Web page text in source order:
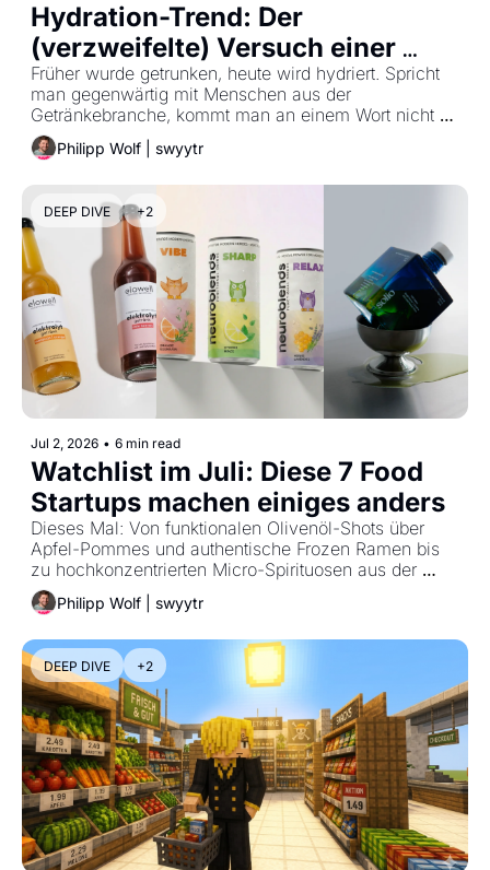
Hydration-Trend: Der
(verzweifelte) Versuch einer
Einordnung
Früher wurde getrunken, heute wird hydriert. Spricht
man gegenwärtig mit Menschen aus der
Getränkebranche, kommt man an einem Wort nicht
vorbei: Hydration.
Philipp Wolf | swyytr
DEEP DIVE +2
Jul 2, 2026 • 6 min read
Watchlist im Juli: Diese 7 Food
Startups machen einiges anders
Dieses Mal: Von funktionalen Olivenöl-Shots über
Apfel-Pommes und authentische Frozen Ramen bis
zu hochkonzentrierten Micro-Spirituosen aus der
Pipette.
Philipp Wolf | swyytr
DEEP DIVE +2